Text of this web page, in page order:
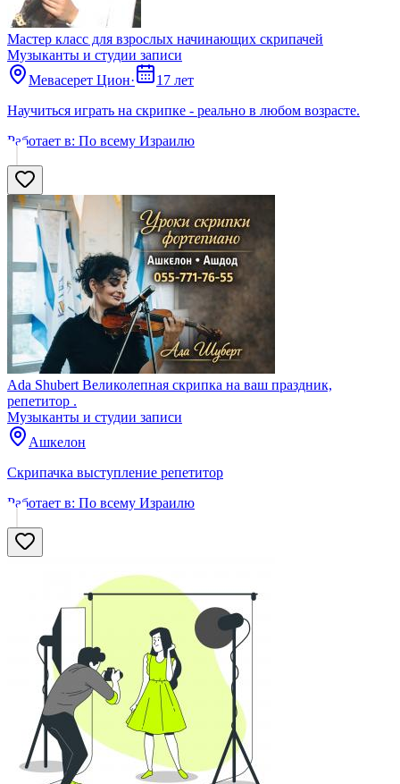
Мастер класс для взрослых начинающих скрипачей
Музыканты и студии записи
Мевасерет Цион·
17 лет
Научиться играть на скрипке - реально в любом возрасте.
Работает в: По всему Израилю
Ada Shubert Великолепная скрипка на ваш праздник,
репетитор .
Музыканты и студии записи
Ашкелон
Скрипачка выступление репетитор
Работает в: По всему Израилю